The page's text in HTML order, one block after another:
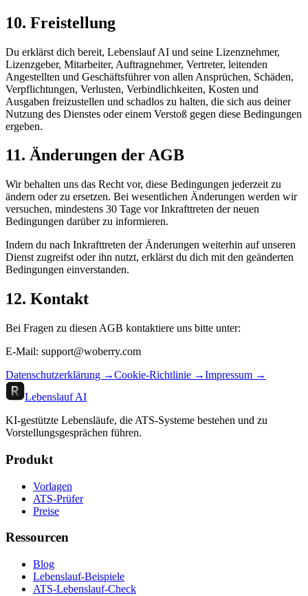
10. Freistellung
Du erklärst dich bereit, Lebenslauf AI und seine Lizenznehmer,
Lizenzgeber, Mitarbeiter, Auftragnehmer, Vertreter, leitenden
Angestellten und Geschäftsführer von allen Ansprüchen, Schäden,
Verpflichtungen, Verlusten, Verbindlichkeiten, Kosten und
Ausgaben freizustellen und schadlos zu halten, die sich aus deiner
Nutzung des Dienstes oder einem Verstoß gegen diese Bedingungen
ergeben.
11. Änderungen der AGB
Wir behalten uns das Recht vor, diese Bedingungen jederzeit zu
ändern oder zu ersetzen. Bei wesentlichen Änderungen werden wir
versuchen, mindestens 30 Tage vor Inkrafttreten der neuen
Bedingungen darüber zu informieren.
Indem du nach Inkrafttreten der Änderungen weiterhin auf unseren
Dienst zugreifst oder ihn nutzt, erklärst du dich mit den geänderten
Bedingungen einverstanden.
12. Kontakt
Bei Fragen zu diesen AGB kontaktiere uns bitte unter:
E-Mail: support@woberry.com
Datenschutzerklärung →Cookie-Richtlinie →Impressum →
Lebenslauf AI
KI-gestützte Lebensläufe, die ATS-Systeme bestehen und zu
Vorstellungsgesprächen führen.
Produkt
Vorlagen
ATS-Prüfer
Preise
Ressourcen
Blog
Lebenslauf-Beispiele
ATS-Lebenslauf-Check